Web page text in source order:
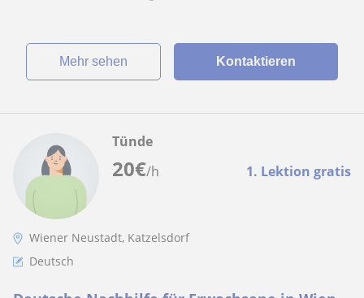
Mehr sehen Kontaktieren
20€/h 1. Lektion gratis
Tünde
Wiener Neustadt, Katzelsdorf
Deutsch